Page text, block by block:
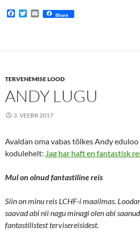
F
o
T
e
E
m
Share
TERVENEMISE LOOD
ANDY LUGU
3. VEEBR 2017
Avaldan oma vabas tõlkes Andy
kodulehelt: Jag har haft en fantastisk
Mul on olnud fantastiline reis
Siin on minu reis LCHF-i maailmas.
saavad abi nii nagu minagi olen abi
fantastilistest tervisereisidest.